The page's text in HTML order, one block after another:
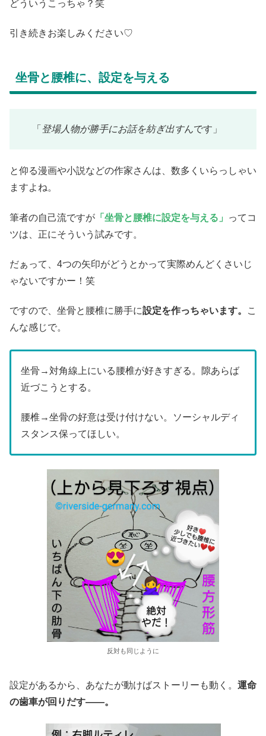
どういうこっちゃ？笑
引き続きお楽しみください♡
坐骨と腰椎に、設定を与える
「 登場人物が勝手にお話を紡ぎ出すんです」
と仰る漫画や小説などの作家さんは、数多くいらっしゃい
ますよね。
筆者の自己流ですが 「坐骨と腰椎に設定を与える」
ってコ
ツは、正にそういう試みです。
だぁって、4つの矢印がどうとかって実際めんどくさいじ
ゃないですかー！笑
ですので、坐骨と腰椎に勝手に設定を作っちゃいます。
こ
んな感じで。
坐骨→対角線上にいる腰椎が好きすぎる。隙あらば
近づこうとする。
腰椎→坐骨の好意は受け付けない。ソーシャルディ
スタンス保ってほしい。
反対も同じように
設定があるから、あなたが動けばストーリーも動く。 運命
の歯車が回りだす――。